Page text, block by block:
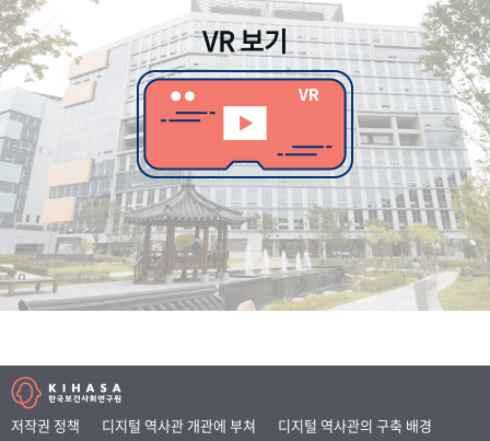
기록물 아카이브
사진 아카이브 문서 기록물 행정박물 영상 기록물
50 주년 기념
성과 50선 숫자로 보는 50년 50 +1주년 광장
세계와 함께 한 KIHASA
VR 역사관
VR 보기
저작권 정책 디지털 역사관 개관에 부쳐
디지털 역사관의 구축 배경